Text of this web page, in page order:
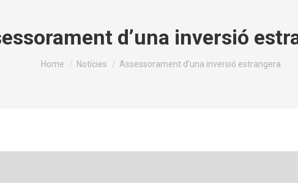
d’una inversió
You are here:
Home Notícies Assessorament d’una inversió estrangera